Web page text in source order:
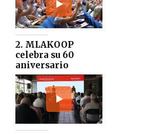
2. MLAKOOP
celebra su 60
aniversario